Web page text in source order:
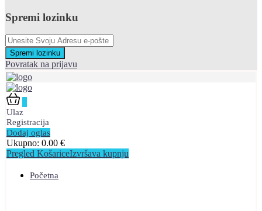
Spremi lozinku
Spremi lozinku
Povratak na prijavu
Ulaz
Registracija
Dodaj oglas
Ukupno: 0.00 €
Pregled KošariceIzvršava kupnju
Početna